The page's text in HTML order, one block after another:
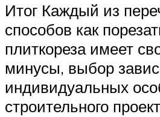
Итог Каждый из
способов как
плиткореза имеет
минусы, выбор
индивидуальных
строительного